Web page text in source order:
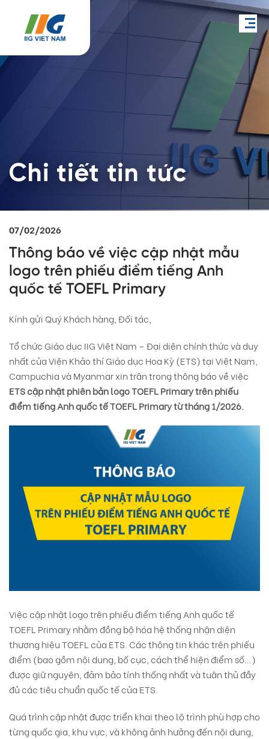
Chi tiết tin tức
07/02/2026
Thông báo về việc cập nhật mẫu
logo trên phiếu điểm tiếng Anh
quốc tế TOEFL Primary
Kính gửi Quý Khách hàng, Đối tác,
Tổ chức Giáo dục IIG Việt Nam – Đại diện chính thức và duy
nhất của Viện Khảo thí Giáo dục Hoa Kỳ (ETS) tại Việt Nam,
Campuchia và Myanmar xin trân trọng thông báo về việc
ETS cập nhật phiên bản logo TOEFL Primary trên phiếu
điểm tiếng Anh quốc tế TOEFL Primary từ tháng 1/2026.
Việc cập nhật logo trên phiếu điểm tiếng Anh quốc tế
TOEFL Primary nhằm đồng bộ hóa hệ thống nhận diện
thương hiệu TOEFL của ETS. Các thông tin khác trên phiếu
điểm (bao gồm nội dung, bố cục, cách thể hiện điểm số…)
được giữ nguyên, đảm bảo tính thống nhất và tuân thủ đầy
đủ các tiêu chuẩn quốc tế của ETS.
Quá trình cập nhật được triển khai theo lộ trình phù hợp cho
từng quốc gia, khu vực, và không ảnh hưởng đến nội dung,